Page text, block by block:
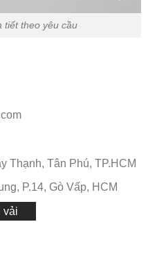
tiết theo yêu cầu
Thạnh, Tân Phú, TP.HCM
P.14, Gò Vấp, HCM
vải